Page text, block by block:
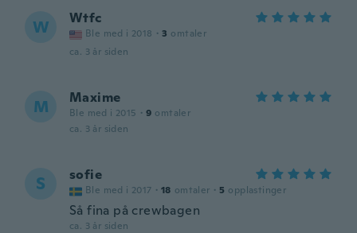
W Wtfc
Ble med i 2018 · 3 omtaler
ca. 3 år siden
M Maxime
Ble med i 2015 · 9 omtaler
ca. 3 år siden
S sofie
Ble med i 2017 · 18 omtaler · 5 opplastinger
Så fina på crewbagen
ca. 3 år siden